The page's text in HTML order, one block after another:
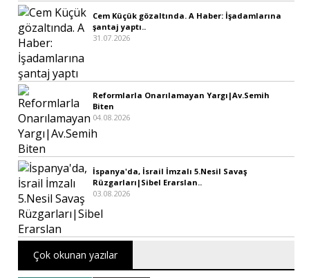
Cem Küçük gözaltında. A Haber: İşadamlarına
şantaj yaptı..
31.07.2026
Reformlarla Onarılamayan Yargı|Av.Semih
Biten
04.08.2026
İspanya'da, İsrail İmzalı 5.Nesil Savaş
Rüzgarları|Sibel Erarslan..
03.08.2026
Çok okunan yazılar